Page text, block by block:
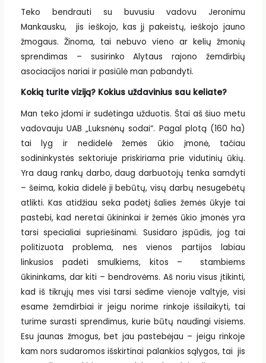
Teko bendrauti su buvusiu vadovu Jeronimu
Mankausku, jis ieškojo, kas jį pakeistų, ieškojo jauno
žmogaus. Žinoma, tai nebuvo vieno ar kelių žmonių
sprendimas – susirinko Alytaus rajono žemdirbių
asociacijos nariai ir pasiūlė man pabandyti.
Kokią turite viziją? Kokius uždavinius sau keliate?
Man teko įdomi ir sudėtinga užduotis. Štai aš šiuo metu
vadovauju UAB „Luksnėnų sodai“. Pagal plotą (160 ha)
tai lyg ir nedidelė žemės ūkio įmonė, tačiau
sodininkystės sektoriuje priskiriama prie vidutinių ūkių.
Yra daug rankų darbo, daug darbuotojų tenka samdyti
– šeima, kokia didelė ji bebūtų, visų darbų nesugebėtų
atlikti. Kas atidžiau seka padėtį šalies žemės ūkyje tai
pastebi, kad neretai ūkininkai ir žemės ūkio įmonės yra
tarsi specialiai supriešinami. Susidaro įspūdis, jog tai
politizuota problema, nes vienos partijos labiau
linkusios padėti smulkiems, kitos – stambiems
ūkininkams, dar kiti – bendrovėms. Aš noriu visus įtikinti,
kad iš tikrųjų mes visi tarsi sėdime vienoje valtyje, visi
esame žemdirbiai ir jeigu norime rinkoje išsilaikyti, tai
turime surasti sprendimus, kurie būtų naudingi visiems.
Esu jaunas žmogus, bet jau pastebėjau – jeigu rinkoje
kam nors sudaromos išskirtinai palankios sąlygos, tai jis